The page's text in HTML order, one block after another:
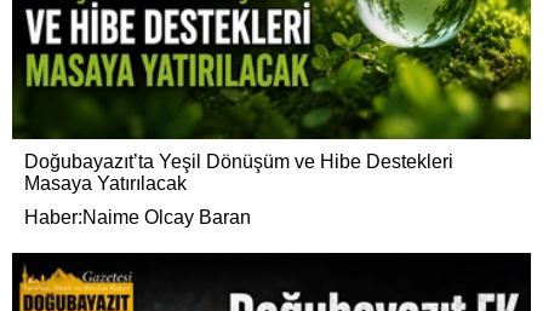
Doğubayazıt’ta Yeşil Dönüşüm ve Hibe Destekleri
Masaya Yatırılacak
Haber:Naime Olcay Baran